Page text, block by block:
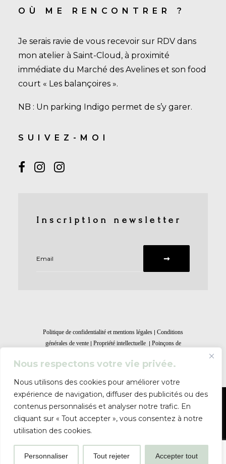
Nous respectons votre vie privée.
Nous utilisons des cookies pour améliorer votre
expérience de navigation, diffuser des publicités ou des
contenus personnalisés et analyser notre trafic. En
cliquant sur « Tout accepter », vous consentez à notre
utilisation des cookies.
Personnaliser Tout rejeter Accepter tout
OÙ ME RENCONTRER ?
Je serais ravie de vous recevoir sur RDV dans
mon atelier à Saint-Cloud, à proximité
immédiate du Marché des Avelines et son food
court « Les balançoires ».
NB : Un parking Indigo permet de s’y garer.
SUIVEZ-MOI
Inscription newsletter
Politique de confidentialité et mentions légales | Conditions
générales de vente| Propriété intellectuelle | Poinçons de
© Atelier Bloomfield 2023. Tous droits réservés.
Le site utilise des cookies. En poursuivant votre navigation,
vous en acceptez l’utilisation. Pour en savoir plus, consultez
notrepolitique de confidentialité